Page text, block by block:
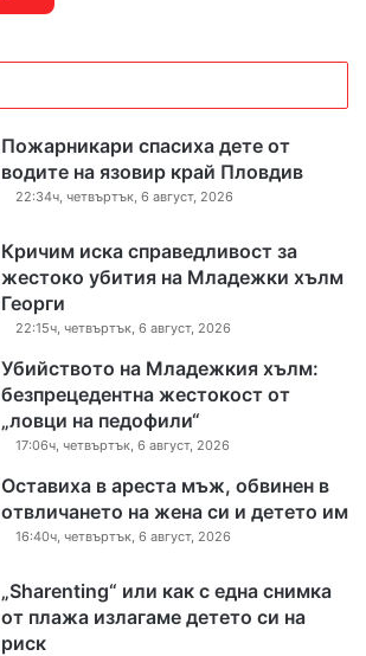
Пожарникари спасиха дете от
водите на язовир край Пловдив
22:34ч, четвъртък, 6 август, 2026
Кричим иска справедливост за
жестоко убития на Младежки хълм
Георги
22:15ч, четвъртък, 6 август, 2026
Убийството на Младежкия хълм:
безпрецедентна жестокост от
„ловци на педофили“
17:06ч, четвъртък, 6 август, 2026
Оставиха в ареста мъж, обвинен в
отвличането на жена си и детето им
16:40ч, четвъртък, 6 август, 2026
„Sharenting“ или как с една снимка
от плажа излагаме детето си на
риск